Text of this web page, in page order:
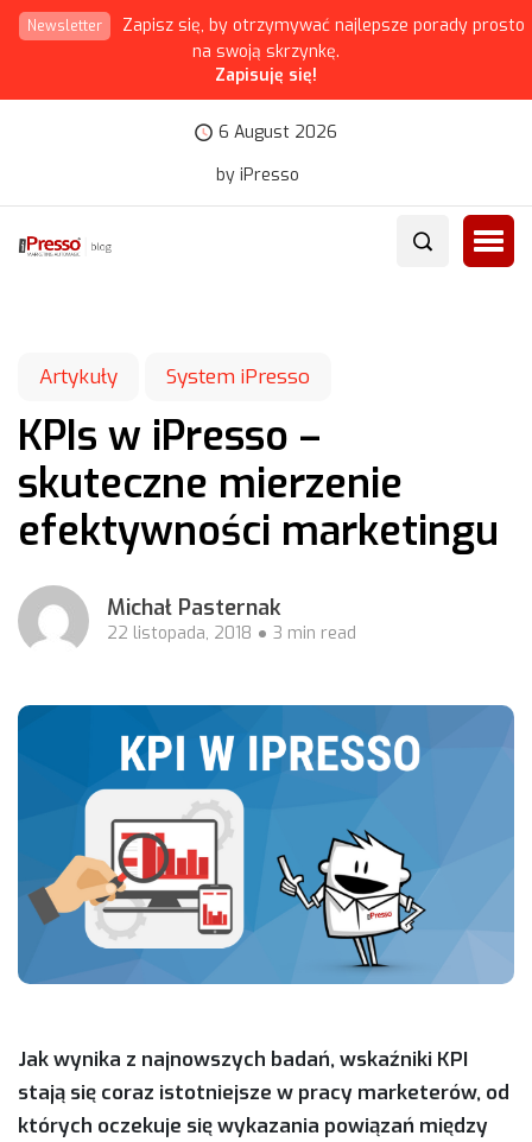
Newsletter
Zapisz się, by otrzymywać najlepsze porady prosto
na swoją skrzynkę.
Zapisuję się!
6 August 2026
by iPresso
Artykuły System iPresso
KPIs w iPresso –
skuteczne mierzenie
efektywności marketingu
Michał Pasternak
22 listopada, 2018 3 min read
Jak wynika z najnowszych badań, wskaźniki KPI
stają się coraz istotniejsze w pracy marketerów, od
których oczekuje się wykazania powiązań między